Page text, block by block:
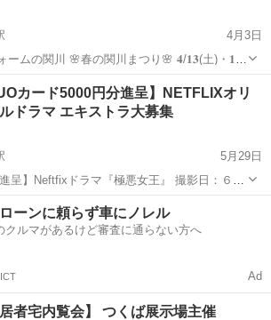
4月3日
ームの関川 🌸春の関川まつり🌸 𝟒/𝟏𝟑(土)・𝟏𝟒
１８−１１ 大人気のイベント限定「包丁研ぎ」や「網...
その他 まつり
カード5000円分進呈】NETFLIXオリ
ドラマ エキストラ大募集
5月29日
呈】Neftfixドラマ『極悪女王』 撮影日：６月
）日 撮影場所：茨城県石岡市「石岡運動公
駅 その他 エキストラ
ーンに頼らず車にノレル
クルマがあるけど審査に通らない方へ
ICT Ad
居者宅内覧会】 つくば展示場主催